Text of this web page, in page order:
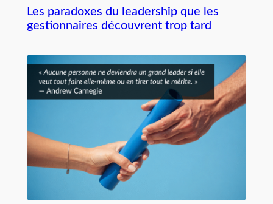
Les paradoxes du leadership que les
gestionnaires découvrent trop tard